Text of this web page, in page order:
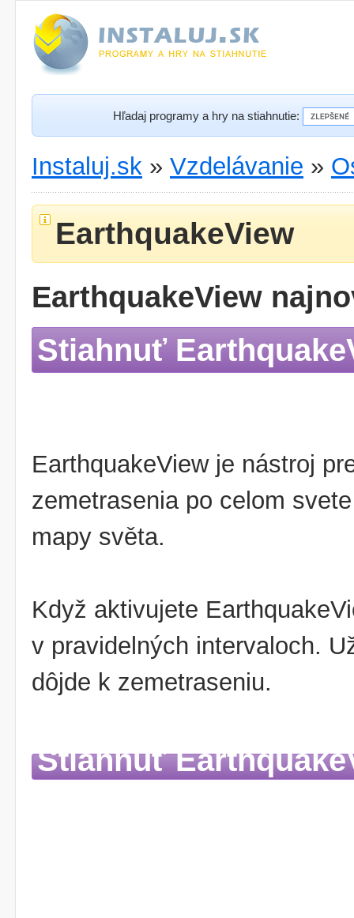
Hľadaj programy a hry na stiahnutie:
Instaluj.sk » Vzdelávanie »
EarthquakeView
EarthquakeView
Stiahnuť
EarthquakeView je nástroj
zemetrasenia po celom
mapy světa.
Když aktivujete
v pravidelných intervaloch.
dôjde k zemetraseniu.
Stiahnuť